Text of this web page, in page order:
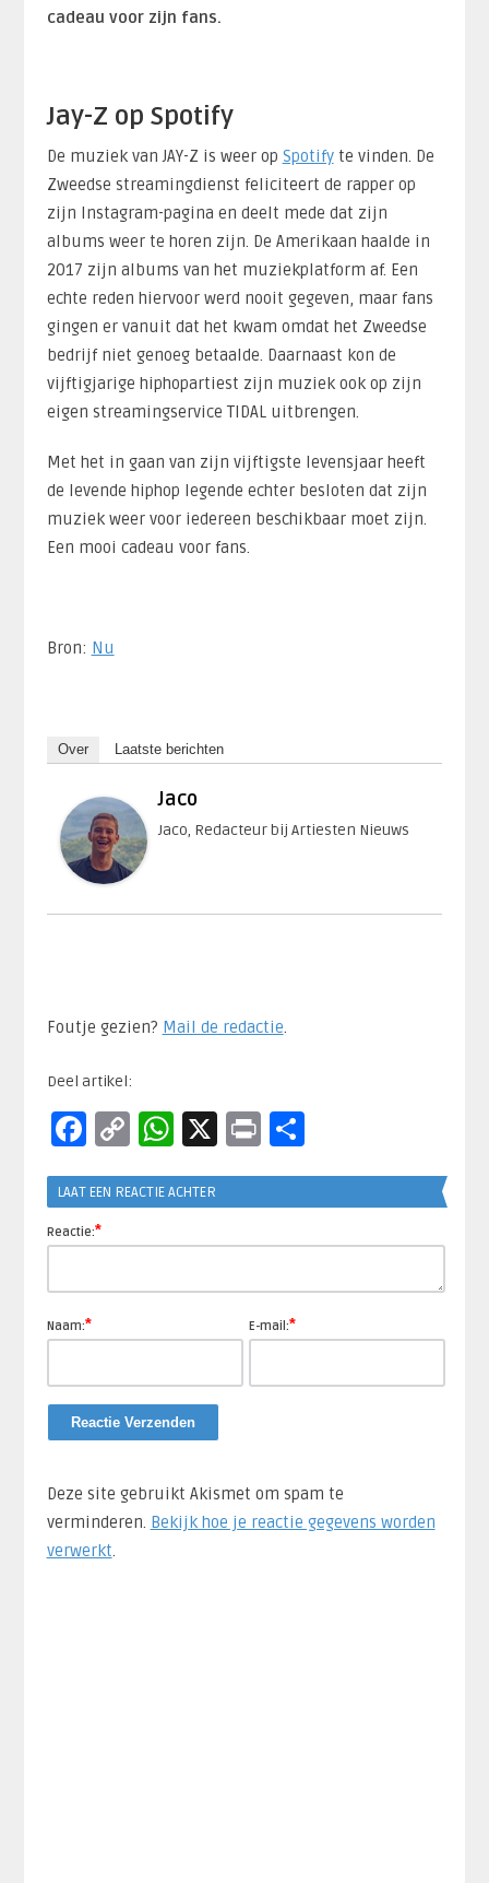
cadeau voor zijn fans.
Jay-Z op Spotify
De muziek van JAY-Z is weer op Spotifyte vinden. De
Zweedse streamingdienst feliciteert de rapper op
zijn Instagram-pagina en deelt mede dat zijn
albums weer te horen zijn. De Amerikaan haalde in
2017 zijn albums van het muziekplatform af. Een
echte reden hiervoor werd nooit gegeven, maar fans
gingen er vanuit dat het kwam omdat het Zweedse
bedrijf niet genoeg betaalde. Daarnaast kon de
vijftigjarige hiphopartiest zijn muziek ook op zijn
eigen streamingservice TIDAL uitbrengen.
Met het in gaan van zijn vijftigste levensjaar heeft
de levende hiphop legende echter besloten dat zijn
muziek weer voor iedereen beschikbaar moet zijn.
Een mooi cadeau voor fans.
Bron: Nu
Over Laatste berichten
Jaco
Jaco, Redacteur bij Artiesten Nieuws
Foutje gezien? Mail de redactie
Deel artikel:
Facebook
CopyWhatsApp
X PrintDelen
LAAT EEN REACTIE ACHTER
Reactie:*
Naam:* E-mail:*
Deze site gebruikt Akismet om spam te
verminderen. Bekijk hoe je reactie gegevens worden
verwerkt